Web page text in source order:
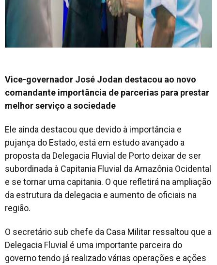
Vice-governador José Jodan destacou ao novo
comandante importância de parcerias para prestar
melhor serviço a sociedade
Ele ainda destacou que devido à importância e
pujança do Estado, está em estudo avançado a
proposta da Delegacia Fluvial de Porto deixar de ser
subordinada à Capitania Fluvial da Amazônia Ocidental
e se tornar uma capitania. O que refletirá na ampliação
da estrutura da delegacia e aumento de oficiais na
região.
O secretário sub chefe da Casa Militar ressaltou que a
Delegacia Fluvial é uma importante parceira do
governo tendo já realizado várias operações e ações